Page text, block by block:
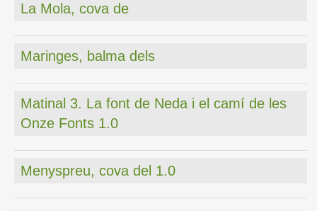
La Mola, cova de
Maringes, balma dels
Matinal 3. La font de Neda i el camí de les
Onze Fonts 1.0
Menyspreu, cova del 1.0